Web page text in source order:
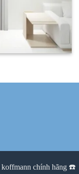
koffmann chính hãng ☎️